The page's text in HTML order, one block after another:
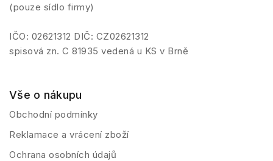
(pouze sídlo firmy)
IČO: 02621312 DIČ: CZ02621312
spisová zn. C 81935 vedená u KS v Brně
Vše o nákupu
Obchodní podmínky
Reklamace a vrácení zboží
Ochrana osobních údajů